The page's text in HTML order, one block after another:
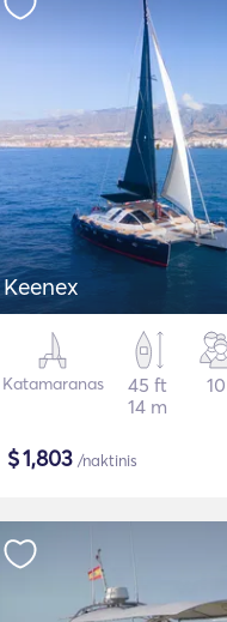
Keenex
Katamaranas
45 ft
14 m
10
$1,803 /naktinis